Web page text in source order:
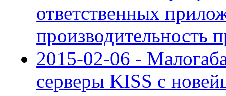
ответственных
производительность
2015-02-06 -
серверы KISS с